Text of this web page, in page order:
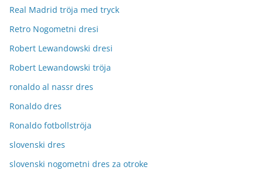
Real Madrid tröja med tryck
Retro Nogometni dresi
Robert Lewandowski dresi
Robert Lewandowski tröja
ronaldo al nassr dres
Ronaldo dres
Ronaldo fotbollströja
slovenski dres
slovenski nogometni dres za otroke